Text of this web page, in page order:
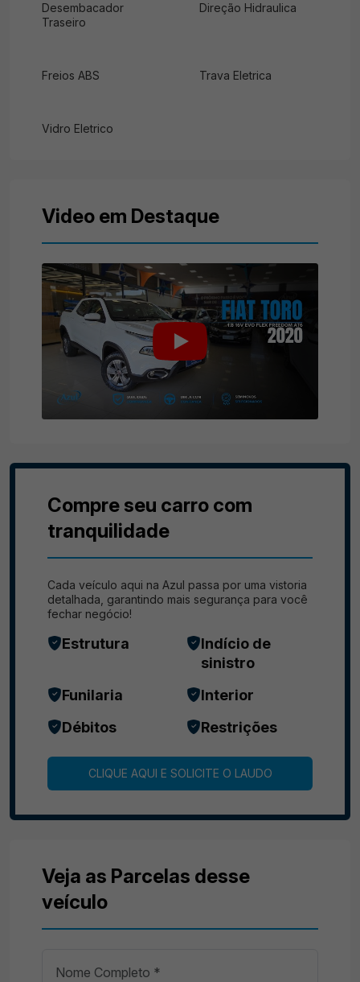
Desembacador
Traseiro
Direção Hidraulica
Freios ABS Trava Eletrica
Vidro Eletrico
Video em Destaque
Compre seu carro com
tranquilidade
Cada veículo aqui na Azul passa por uma vistoria
detalhada, garantindo mais segurança para você
fechar negócio!
Estrutura
Indício de
sinistro
Funilaria
Interior
Débitos
Restrições
CLIQUE AQUI E SOLICITE O LAUDO
Veja as Parcelas desse
veículo